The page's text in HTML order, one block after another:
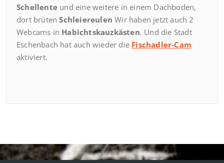
Schellente und eine weitere in einem Dachboden,
dort brütenSchleiereulen Wir haben jetzt auch 2
Webcams in Habichtskauzkästen. Und die Stadt
Eschenbach hat auch wieder die Fischadler-Cam
aktiviert.